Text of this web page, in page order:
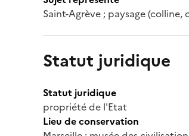
Saint-Agrève ; paysage
Statut juridique
Statut juridique
propriété de l'Etat
Lieu de conservation